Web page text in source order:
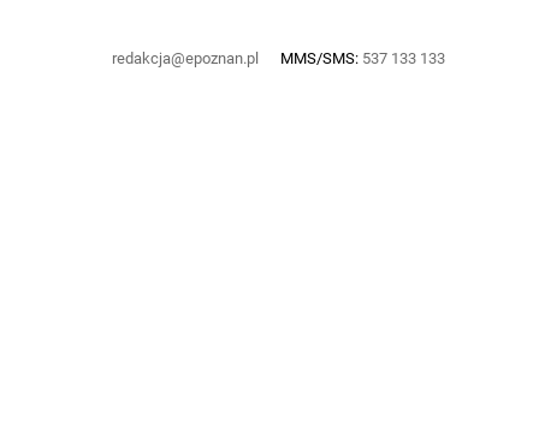
redakcja@epoznan.pl MMS/SMS: 537 133 133